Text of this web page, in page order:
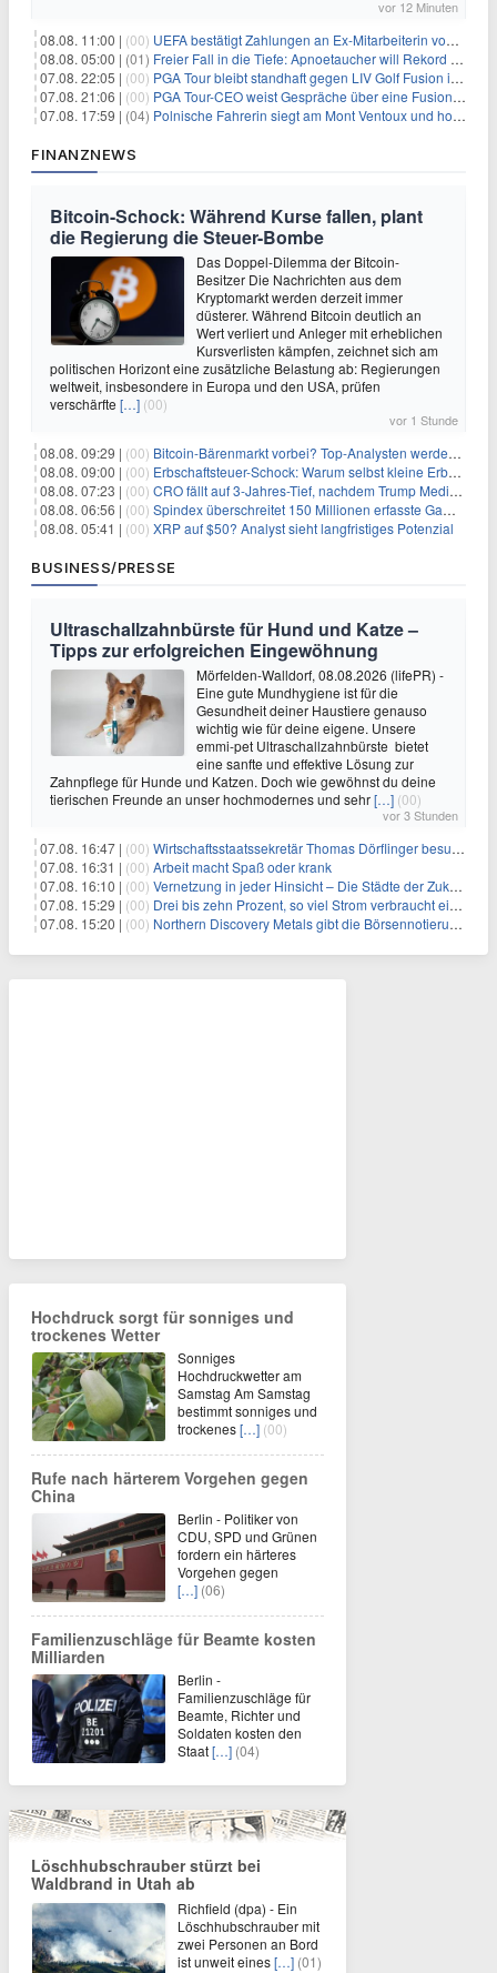
vor 12 Minuten
08.08. 11:00 | (00) UEFA bestätigt Zahlungen an Ex-Mitarbeiterin von Infantino
08.08. 05:00 | (01) Freier Fall in die Tiefe: Apnoetaucher will Rekord brechen
07.08. 22:05 | (00) PGA Tour bleibt standhaft gegen LIV Golf Fusion in einem sich wandelnden Sportumfeld
07.08. 21:06 | (00) PGA Tour-CEO weist Gespräche über eine Fusion mit LIV Golf zurück und bekräftigt die Wettbewerbslandschaft
07.08. 17:59 | (04) Polnische Fahrerin siegt am Mont Ventoux und holt Tour-Gelb
FINANZNEWS
Bitcoin-Schock: Während Kurse fallen, plant
die Regierung die Steuer-Bombe
Das Doppel-Dilemma der Bitcoin-
Besitzer Die Nachrichten aus dem
Kryptomarkt werden derzeit immer
düsterer. Während Bitcoin deutlich an
Wert verliert und Anleger mit erheblichen
Kursverlisten kämpfen, zeichnet sich am
politischen Horizont eine zusätzliche Belastung ab: Regierungen
weltweit, insbesondere in Europa und den USA, prüfen
verschärfte […] (00)
vor 1 Stunde
08.08. 09:29 | (00) Bitcoin-Bärenmarkt vorbei? Top-Analysten werden optimistisch, aber die Geschichte sagt etwas anderes
08.08. 09:00 | (00) Erbschaftsteuer-Schock: Warum selbst kleine Erbschaften den Fiskus Millionen kosten
08.08. 07:23 | (00) CRO fällt auf 3-Jahres-Tief, nachdem Trump Media zwei große Crypto.com-Deals storniert
08.08. 06:56 | (00) Spindex überschreitet 150 Millionen erfasste Gaming-Ereignisse in Echtzeit-Datenpipeline
08.08. 05:41 | (00) XRP auf $50? Analyst sieht langfristiges Potenzial
BUSINESS/PRESSE
Ultraschallzahnbürste für Hund und Katze –
Tipps zur erfolgreichen Eingewöhnung
Mörfelden-Walldorf, 08.08.2026 (lifePR) -
Eine gute Mundhygiene ist für die
Gesundheit deiner Haustiere genauso
wichtig wie für deine eigene. Unsere
emmi-pet Ultraschallzahnbürste bietet
eine sanfte und effektive Lösung zur
Zahnpflege für Hunde und Katzen. Doch wie gewöhnst du deine
tierischen Freunde an unser hochmodernes und sehr[…] (00)
vor 3 Stunden
07.08. 16:47 | (00) Wirtschaftsstaatssekretär Thomas Dörflinger besucht Handwerksbetrieb im Kammerbezirk Freiburg
07.08. 16:31 | (00) Arbeit macht Spaß oder krank
07.08. 16:10 | (00) Vernetzung in jeder Hinsicht – Die Städte der Zukunft sind grün-blau
07.08. 15:29 | (00) Drei bis zehn Prozent, so viel Strom verbraucht ein Aufzug im Gebäude
07.08. 15:20 | (00) Northern Discovery Metals gibt die Börsennotierung an der Frankfurter Wertpapierbörse bekannt
Hochdruck sorgt für sonniges und
trockenes Wetter
Sonniges
Hochdruckwetter am
Samstag Am Samstag
bestimmt sonniges und
trockenes[…] (00)
Rufe nach härterem Vorgehen gegen
China
Berlin - Politiker von
CDU, SPD und Grünen
fordern ein härteres
Vorgehen gegen
[…] (06)
Familienzuschläge für Beamte kosten
Milliarden
Berlin -
Familienzuschläge für
Beamte, Richter und
Soldaten kosten den
Staat[…] (04)
Löschhubschrauber stürzt bei
Waldbrand in Utah ab
Richfield (dpa) - Ein
Löschhubschrauber mit
zwei Personen an Bord
ist unweit eines[…] (01)